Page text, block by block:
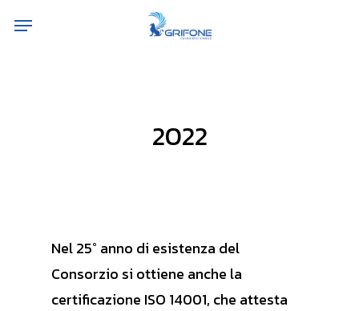
Menu
2022
Nel 25° anno di esistenza del
Consorzio si ottiene anche la
certificazione ISO 14001, che attesta